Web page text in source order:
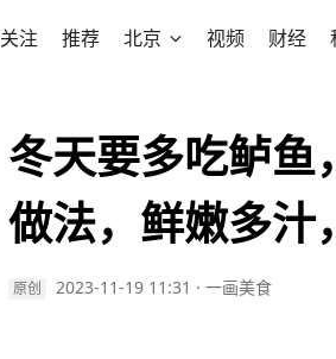
关注 推荐 北京 视频 财经
冬天要多吃鲈鱼
做法，鲜嫩多汁
原创 2023-11-19 11:31 · 一画美食